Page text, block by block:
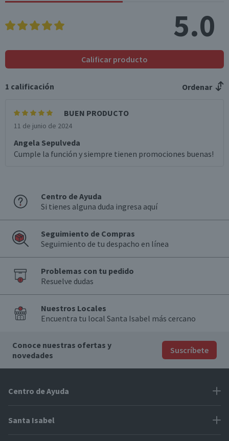
5.0
Calificar producto
1 calificación Ordenar
BUEN PRODUCTO
11 de junio de 2024
Angela Sepulveda
Cumple la función y siempre tienen promociones buenas!
Centro de Ayuda
Si tienes alguna duda ingresa aquí
Seguimiento de Compras
Seguimiento de tu despacho en línea
Problemas con tu pedido
Resuelve dudas
Nuestros Locales
Encuentra tu local Santa Isabel más cercano
Conoce nuestras ofertas y
novedades
Suscríbete
Centro de Ayuda
Problemas con tu pedido
Santa Isabel